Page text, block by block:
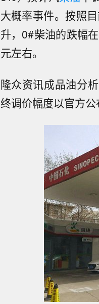
大概率事件。按照
升，0#柴油的跌幅
元左右。
隆众资讯成品油分
终调价幅度以官方公